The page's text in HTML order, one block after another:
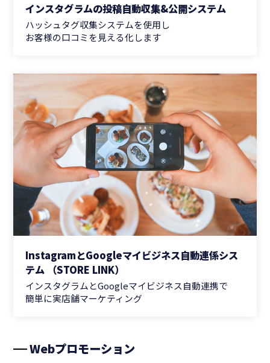
インスタグラムの投稿自動収集&公開システム
ハッシュタグ収集システムを使用し
お客様の口コミを見える化します
InstagramとGoogleマイビジネス自動連係シス
テム （STORE LINK）
インスタグラムとGoogleマイビジネス自動連携で
簡単に実店舗マーケティング
Webプロモーション